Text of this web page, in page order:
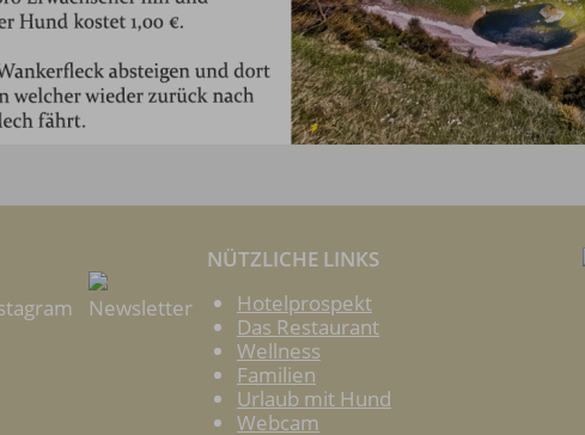
Newsletter
NÜTZLICHE LINKS
Hotelprospekt
Das Restaurant
Wellness
Familien
Urlaub mit Hund
Webcam